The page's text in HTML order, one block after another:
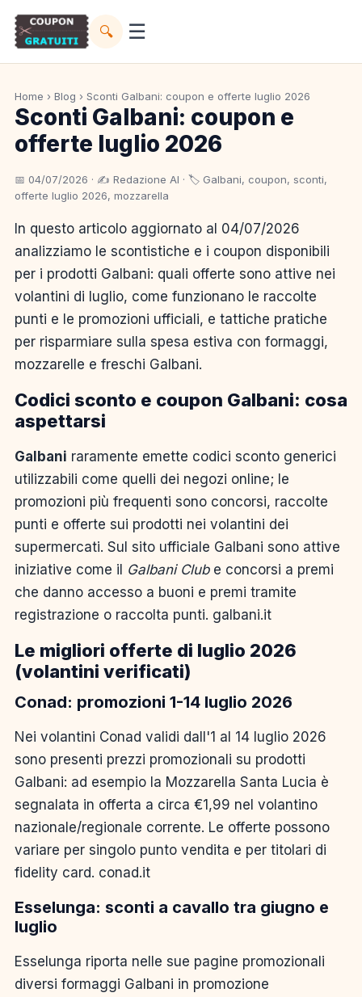
🔍 ☰
Home › Blog › Sconti Galbani: coupon e offerte luglio 2026
Sconti Galbani: coupon e
offerte luglio 2026
📅 04/07/2026 · ✍️ Redazione AI · 🏷️ Galbani, coupon, sconti,
offerte luglio 2026, mozzarella
In questo articolo aggiornato al 04/07/2026
analizziamo le scontistiche e i coupon disponibili
per i prodotti Galbani: quali offerte sono attive nei
volantini di luglio, come funzionano le raccolte
punti e le promozioni ufficiali, e tattiche pratiche
per risparmiare sulla spesa estiva con formaggi,
mozzarelle e freschi Galbani.
Codici sconto e coupon Galbani: cosa
aspettarsi
Galbani raramente emette codici sconto generici
utilizzabili come quelli dei negozi online; le
promozioni più frequenti sono concorsi, raccolte
punti e offerte sui prodotti nei volantini dei
supermercati. Sul sito ufficiale Galbani sono attive
iniziative come il Galbani Clube concorsi a premi
che danno accesso a buoni e premi tramite
registrazione o raccolta punti. galbani.it
Le migliori offerte di luglio 2026
(volantini verificati)
Conad: promozioni 1-14 luglio 2026
Nei volantini Conad validi dall'1 al 14 luglio 2026
sono presenti prezzi promozionali su prodotti
Galbani: ad esempio la Mozzarella Santa Lucia è
segnalata in offerta a circa €1,99 nel volantino
nazionale/regionale corrente. Le offerte possono
variare per singolo punto vendita e per titolari di
fidelity card. conad.it
Esselunga: sconti a cavallo tra giugno e
luglio
Esselunga riporta nelle sue pagine promozionali
diversi formaggi Galbani in promozione